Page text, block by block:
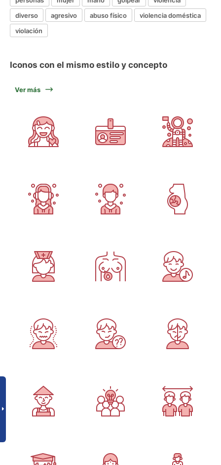
diverso
agresivo abuso físico
violencia doméstica
violación
Iconos con el mismo estilo y concepto
Ver más